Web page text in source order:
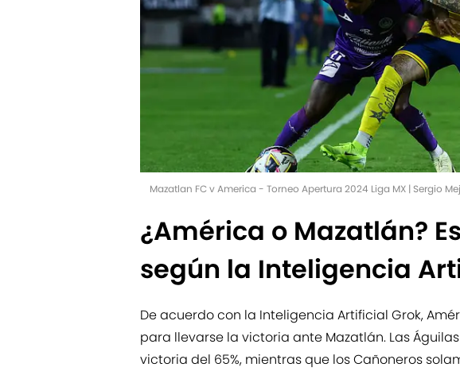
Mazatlan FC v America - Torneo Apertura 2024 Liga MX | Sergio
¿América o Mazatlán?
según la Inteligencia
De acuerdo con la Inteligencia Artificial Grok,
para llevarse la victoria ante Mazatlán. Las
victoria del 65%, mientras que los Cañoneros